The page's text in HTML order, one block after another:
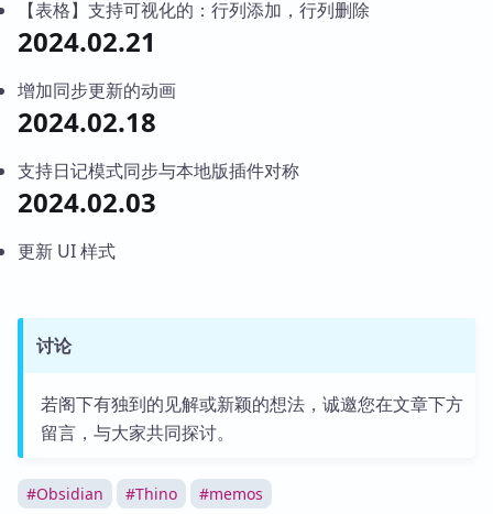
【表格】支持可视化的：行列添加，行列删除
2024.02.21
增加同步更新的动画
2024.02.18
支持日记模式同步与本地版插件对称
2024.02.03
更新 UI 样式
讨论
若阁下有独到的见解或新颖的想法，诚邀您在文章下方
留言，与大家共同探讨。
#Obsidian #Thino #memos